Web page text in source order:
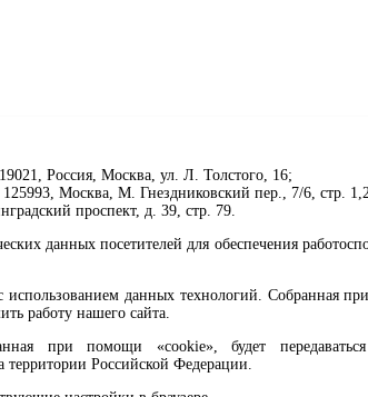
Россия, Москва, ул. Л. Толстого, 16;
Москва, М. Гнездниковский пер., 7/6, стр.
проспект, д. 39, стр. 79.
данных посетителей для обеспечения
использованием данных технологий. Собранная
работу нашего сайта.
при помощи «cookie», будет передаваться
территории Российской Федерации.